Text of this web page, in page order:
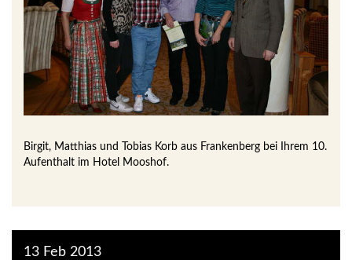
Birgit, Matthias und Tobias Korb aus Frankenberg bei Ihrem 10.
Aufenthalt im Hotel Mooshof.
2013
13 Feb